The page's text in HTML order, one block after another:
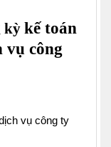
kỳ kế toán
vụ công
vụ công ty